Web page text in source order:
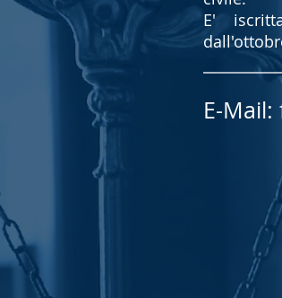
E'
E-Mail: